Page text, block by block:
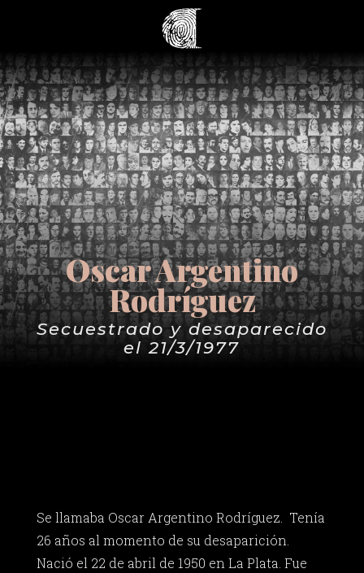
Oscar Argentino
Rodríguez
Secuestrado y desaparecido
el 21/3/1977
Se llamaba Oscar Argentino Rodríguez. Tenía
26 años al momento de su desaparición.
Nació el 22 de abril de 1950 en La Plata. Fue